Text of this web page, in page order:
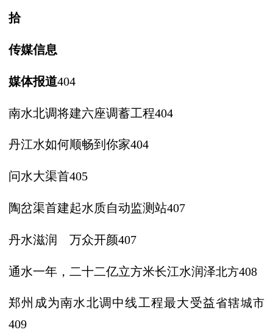
拾
传媒信息
媒体报道404
南水北调将建六座调蓄工程404
丹江水如何顺畅到你家404
问水大渠首405
陶岔渠首建起水质自动监测站407
丹水滋润 万众开颜407
通水一年，二十二亿立方米长江水润泽北方408
郑州成为南水北调中线工程最大受益省辖城市
409